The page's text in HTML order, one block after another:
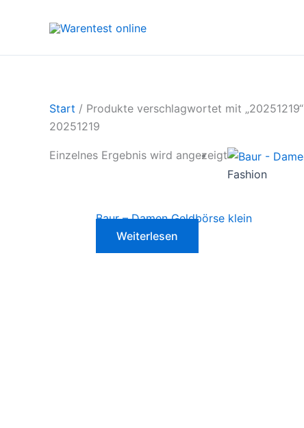
Start / Produkte verschlagwortet mit „20251219“
20251219
Einzelnes Ergebnis wird angezeigt
Fashion
Baur – Damen Geldbörse klein
Weiterlesen